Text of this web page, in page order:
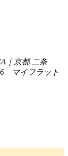
｜京都 二条
マイフラット